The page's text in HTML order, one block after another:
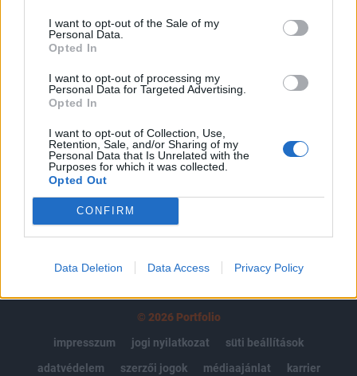
I want to opt-out of the Sale of my
Personal Data.
Opted In
I want to opt-out of processing my
Personal Data for Targeted Advertising.
Opted In
I want to opt-out of Collection, Use,
Retention, Sale, and/or Sharing of my
Personal Data that Is Unrelated with the
Purposes for which it was collected.
Opted Out
CONFIRM
Data Deletion Data Access Privacy Policy
Az előfizetés a következőket tartalmazza:
Portfolio.hu teljes cikkarchívum
Kötéslisták: BÉT elmúlt 2 év napon belüli
kötéslistái
Előfizetés
© 2026 Portfolio
impresszum
jogi nyilatkozat
süti beállítások
adatvédelem
szerzői jogok médiaajánlat karrier